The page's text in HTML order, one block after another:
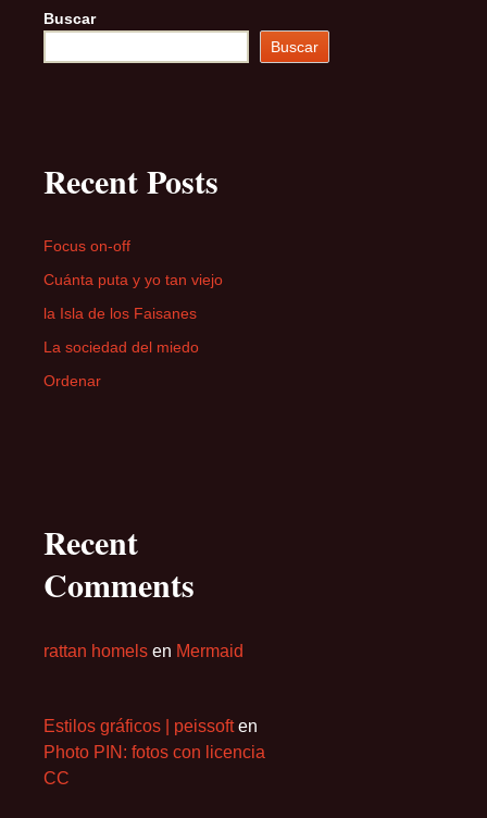
Buscar
Buscar
Recent Posts
Focus on-off
Cuánta puta y yo tan viejo
la Isla de los Faisanes
La sociedad del miedo
Ordenar
Recent
Comments
rattan homels en Mermaid
Estilos gráficos | peissoften
Photo PIN: fotos con licencia
CC